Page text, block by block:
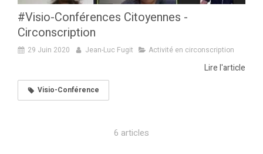
#Visio-Conférences Citoyennes -
Circonscription
29 Juin 2020 Jean-Luc Fugit Activité en circonscription
Lire l'article
Visio-Conférence
6 articles